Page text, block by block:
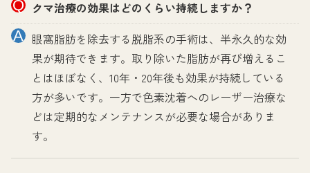
クマ治療の効果はどのくらい持続しますか？
眼窩脂肪を除去する脱脂系の手術は、半永久的な効
果が期待できます。取り除いた脂肪が再び増えるこ
とはほぼなく、10年・20年後も効果が持続している
方が多いです。一方で色素沈着へのレーザー治療な
どは定期的なメンテナンスが必要な場合がありま
す。